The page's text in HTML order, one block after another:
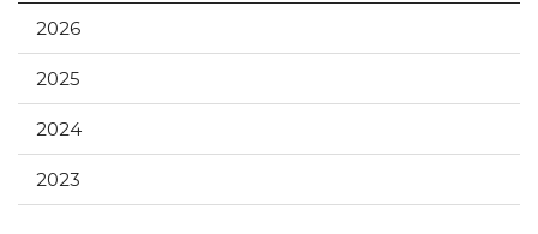
2026
2025
2024
2023